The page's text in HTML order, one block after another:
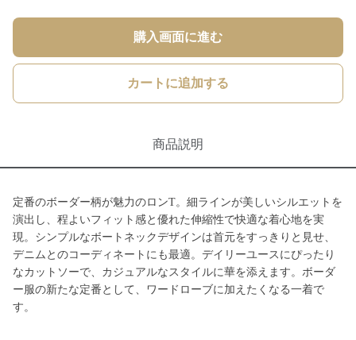
購入画面に進む
カートに追加する
商品説明
定番のボーダー柄が魅力のロンT。細ラインが美しいシルエットを
演出し、程よいフィット感と優れた伸縮性で快適な着心地を実
現。シンプルなボートネックデザインは首元をすっきりと見せ、
デニムとのコーディネートにも最適。デイリーユースにぴったり
なカットソーで、カジュアルなスタイルに華を添えます。ボーダ
ー服の新たな定番として、ワードローブに加えたくなる一着で
す。